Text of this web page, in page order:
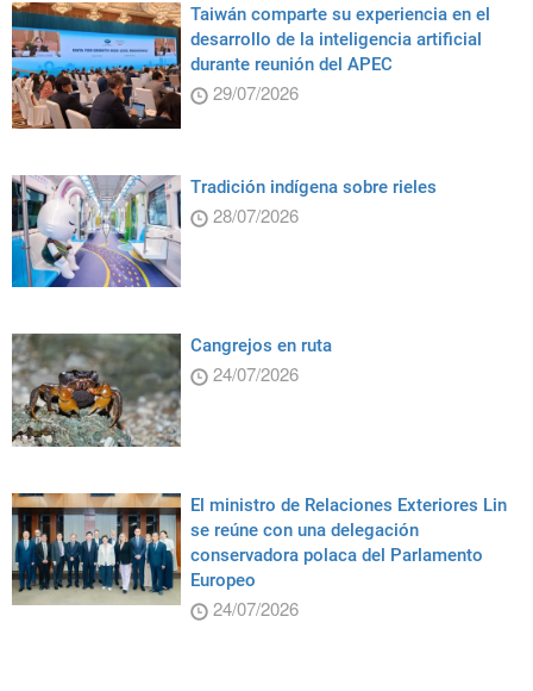
Taiwán comparte su experiencia en el
desarrollo de la inteligencia artificial
durante reunión del APEC
29/07/2026
Tradición indígena sobre rieles
28/07/2026
Cangrejos en ruta
24/07/2026
El ministro de Relaciones Exteriores Lin
se reúne con una delegación
conservadora polaca del Parlamento
Europeo
24/07/2026